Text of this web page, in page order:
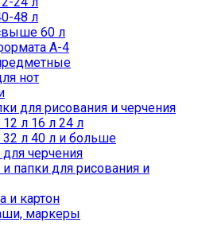
48 л
60 л
А-4
нот
для рисования и черчения
л 16 л 24 л
л 40 л и больше
черчения
папки для рисования и
и картон
маркеры